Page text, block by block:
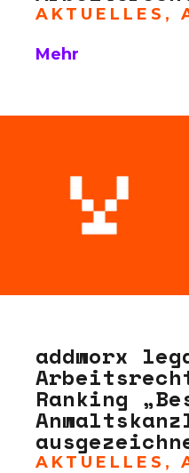
AKTUELLES ,
Mehr
addworx
Ranking
AKTUELLES ,